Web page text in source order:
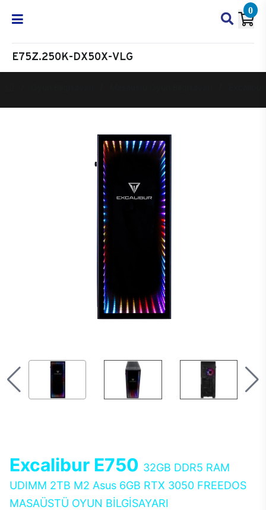
0
E75Z.250K-DX50X-VLG
Excalibur E750 32GB DDR5 RAM
UDIMM 2TB M2 Asus 6GB RTX 3050 FREEDOS
MASAÜSTÜ OYUN BİLGİSAYARI